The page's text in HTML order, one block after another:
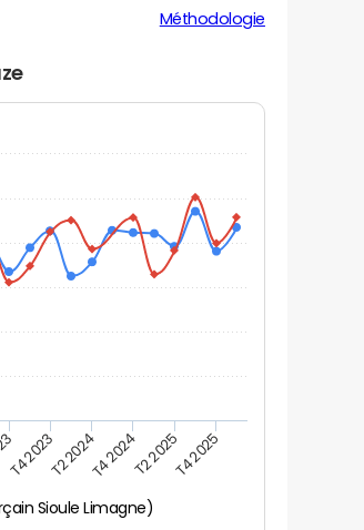
Méthodologie
Sioule Limagne)
T4 2023T2 2024T4 2024T2 2025T4 2025